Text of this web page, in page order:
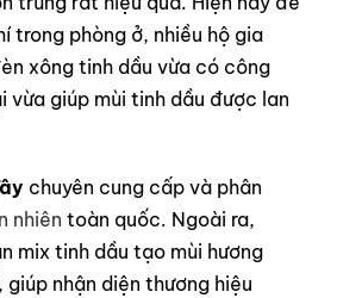
trong phòng ở, nhiều hộ gia
xông tinh dầu vừa có công
vừa giúp mùi tinh dầu được lan
chuyên cung cấp và phân
nhiên toàn quốc. Ngoài ra,
mix tinh dầu tạo mùi hương
nhận diện thương hiệu